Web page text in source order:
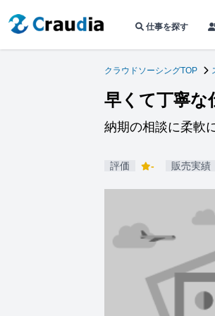
仕事を探す
クラウドソーシングTOP
早くて丁寧な
納期の相談に柔軟
評価 - 販売実績